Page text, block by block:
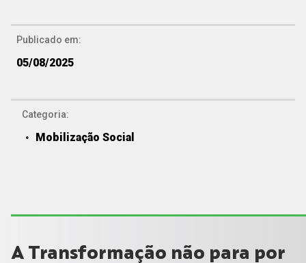
Publicado em:
05/08/2025
Categoria:
Mobilização Social
A Transformação não para por